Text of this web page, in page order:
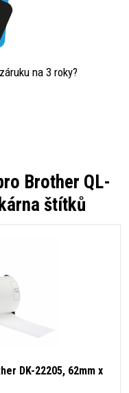
na 3 roky?
Brother QL-
štítků
DK-22205, 62mm x